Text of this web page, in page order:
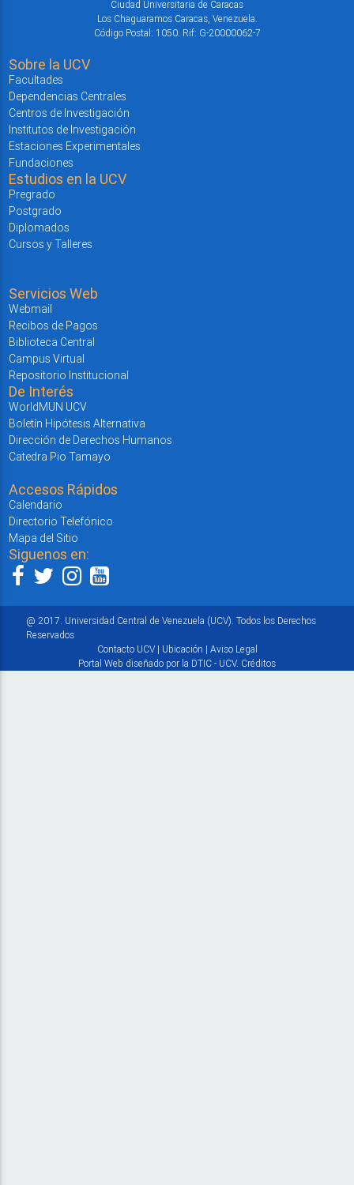
Ciudad Universitaria de Caracas
Los Chaguaramos Caracas, Venezuela.
Código Postal: 1050. Rif: G-20000062-7
Sobre la UCV
Facultades
Dependencias Centrales
Centros de Investigación
Institutos de Investigación
Estaciones Experimentales
Fundaciones
Estudios en la UCV
Pregrado
Postgrado
Diplomados
Cursos y Talleres
Servicios Web
Webmail
Recibos de Pagos
Biblioteca Central
Campus Virtual
Repositorio Institucional
De Interés
WorldMUN UCV
Boletín Hipótesis Alternativa
Dirección de Derechos Humanos
Catedra Pio Tamayo
Accesos Rápidos
Calendario
Directorio Telefónico
Mapa del Sitio
Siguenos en:
@ 2017. Universidad Central de Venezuela (UCV). Todos los Derechos
Reservados
Contacto UCV| Ubicación | Aviso Legal
Portal Web diseñado por la DTIC - UCV. Créditos